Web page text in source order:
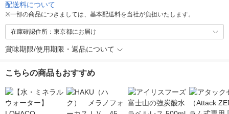
配送料について
※一部の商品につきましては、基本配送料を当社が負担いたします。
在庫確認住所：東京都にお届け
賞味期限/使用期限・返品について
こちらの商品もおすすめ